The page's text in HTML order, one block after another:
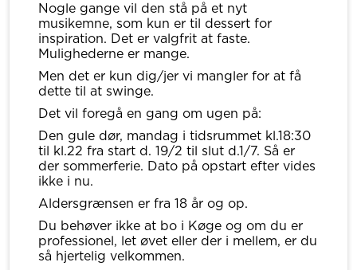
Nogle gange vil den stå på et nyt
musikemne, som kun er til dessert for
inspiration. Det er valgfrit at faste.
Mulighederne er mange.
Men det er kun dig/jer vi mangler for at få
dette til at swinge.
Det vil foregå en gang om ugen på:
Den gule dør, mandag i tidsrummet kl.18:30
til kl.22 fra start d. 19/2 til slut d.1/7. Så er
der sommerferie. Dato på opstart efter vides
ikke i nu.
Aldersgrænsen er fra 18 år og op.
Du behøver ikke at bo i Køge og om du er
professionel, let øvet eller der i mellem, er du
så hjertelig velkommen.